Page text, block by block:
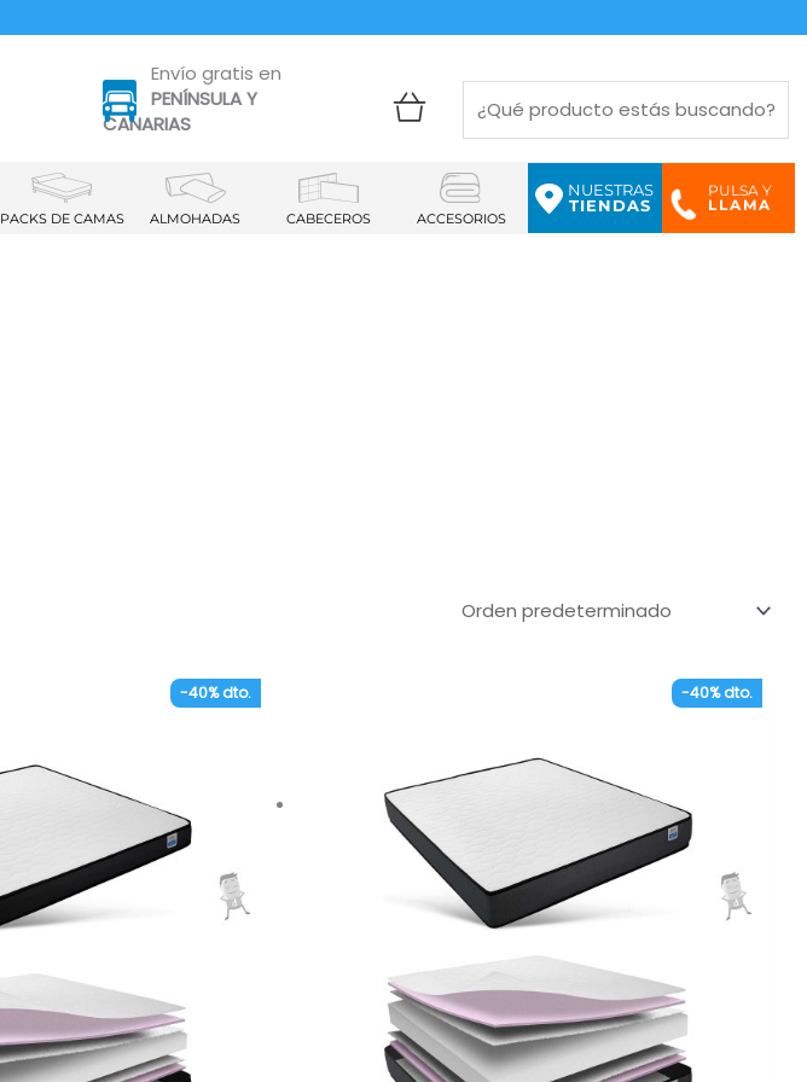
Envío gratis en
PENÍNSULA Y
CANARIAS
PACKS DE CAMAS ALMOHADAS CABECEROS ACCESORIOS
NUESTRAS
TIENDAS
PULSA Y
LLAMA
-40% dto. -40% dto.